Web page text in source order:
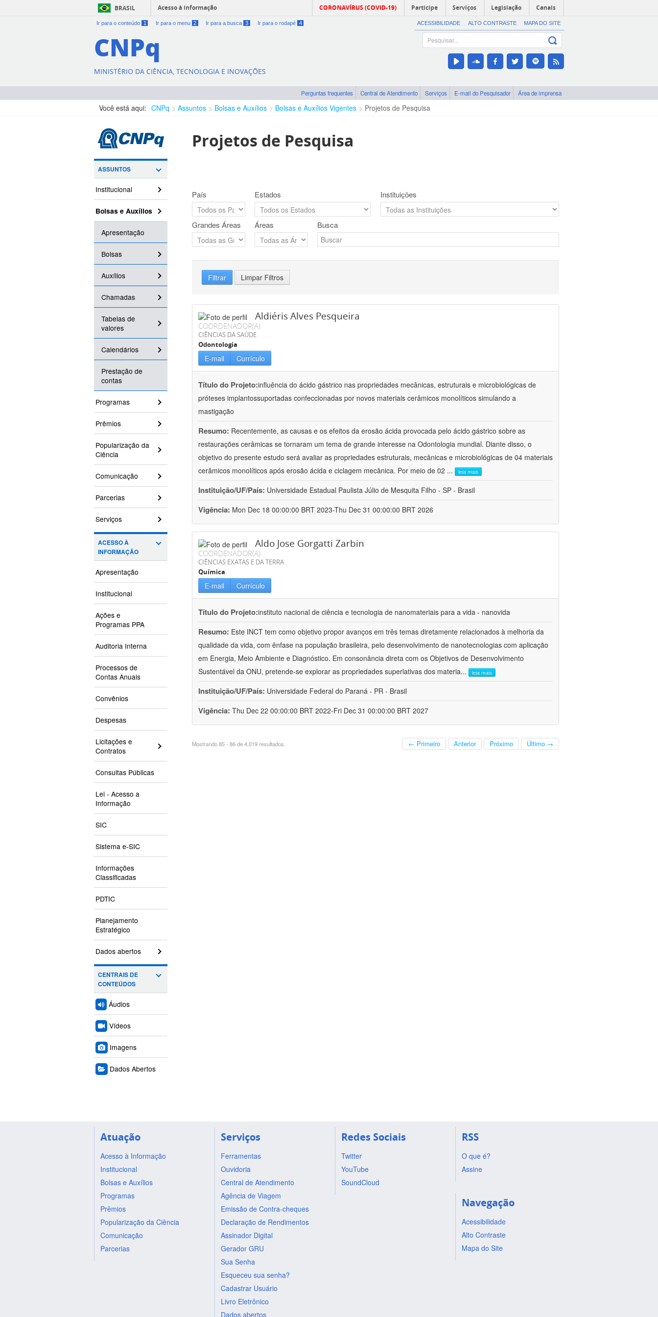
BRASIL Acesso à informação CORONAVÍRUS (COVID-19) Participe Serviços Legislação Canais
Ir para o conteúdo 1 Ir para o menu 2 Ir para a busca 3 Ir para o rodapé 4 ACESSIBILIDADE ALTO CONTRASTE MAPA DO SITE
CNPq
MINISTÉRIO DA CIÊNCIA, TECNOLOGIA E INOVAÇÕES
Perguntas frequentes Central de Atendimento Serviços E-mail do Pesquisador Área de imprensa
Você está aqui: CNPq Assuntos Bolsas e Auxílios Bolsas e Auxílios Vigentes Projetos de Pesquisa
ASSUNTOS
Institucional
Bolsas e Auxílios
Apresentação
Bolsas
Auxílios
Chamadas
Tabelas de
valores
Calendários
Prestação de
contas
Programas
Prêmios
Popularização da
Ciência
Comunicação
Parcerias
Serviços
ACESSO À
INFORMAÇÃO
Apresentação
Institucional
Ações e
Programas PPA
Auditoria Interna
Processos de
Contas Anuais
Convênios
Despesas
Licitações e
Contratos
Consultas Públicas
Lei - Acesso a
Informação
SIC
Sistema e-SIC
Informações
Classificadas
PDTIC
Planejamento
Estratégico
Dados abertos
CENTRAIS DE
CONTEÚDOS
Áudios
Vídeos
Imagens
Dados Abertos
Projetos de Pesquisa
País Estados Instituições
Grandes Áreas Áreas Busca
Filtrar Limpar Filtros
Aldiéris Alves Pesqueira
COORDENADOR(A)
CIÊNCIAS DA SAÚDE
Odontologia
E-mail Currículo
Título do Projeto:influência do ácido gástrico nas propriedades mecânicas, estruturais e microbiológicas de
próteses implantossuportadas confeccionadas por novos materiais cerâmicos monolíticos simulando a
mastigação
Resumo: Recentemente, as causas e os efeitos da erosão ácida provocada pelo ácido gástrico sobre as
restaurações cerâmicas se tornaram um tema de grande interesse na Odontologia mundial. Diante disso, o
objetivo do presente estudo será avaliar as propriedades estruturais, mecânicas e microbiológicas de 04 materiais
cerâmicos monolíticos após erosão ácida e ciclagem mecânica. Por meio de 02 ... leia mais
Instituição/UF/País: Universidade Estadual Paulista Júlio de Mesquita Filho - SP - Brasil
Vigência: Mon Dec 18 00:00:00 BRT 2023-Thu Dec 31 00:00:00 BRT 2026
Aldo Jose Gorgatti Zarbin
COORDENADOR(A)
CIÊNCIAS EXATAS E DA TERRA
Química
E-mail Currículo
Título do Projeto:instituto nacional de ciência e tecnologia de nanomateriais para a vida - nanovida
Resumo: Este INCT tem como objetivo propor avanços em três temas diretamente relacionados à melhoria da
qualidade da vida, com ênfase na população brasileira, pelo desenvolvimento de nanotecnologias com aplicação
em Energia, Meio Ambiente e Diagnóstico. Em consonância direta com os Objetivos de Desenvolvimento
Sustentável da ONU, pretende-se explorar as propriedades superlativas dos materia... leia mais
Instituição/UF/País: Universidade Federal do Paraná - PR - Brasil
Vigência: Thu Dec 22 00:00:00 BRT 2022-Fri Dec 31 00:00:00 BRT 2027
Mostrando 85 - 86 de 4.019 resultados. ← Primeiro Anterior Próximo Último →
Atuação
Acesso à Informação
Institucional
Bolsas e Auxílios
Programas
Prêmios
Popularização da Ciência
Comunicação
Parcerias
Serviços
Ferramentas
Ouvidoria
Central de Atendimento
Agência de Viagem
Emissão de Contra-cheques
Declaração de Rendimentos
Assinador Digital
Gerador GRU
Sua Senha
Esqueceu sua senha?
Cadastrar Usuário
Livro Eletrônico
Dados abertos
Redes Sociais
Twitter
YouTube
SoundCloud
RSS
O que é?
Assine
Navegação
Acessibilidade
Alto Contraste
Mapa do Site